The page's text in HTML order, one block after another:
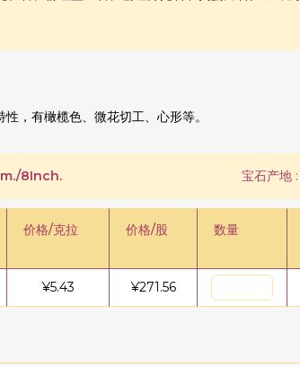
，有橄榄色、微花切工、心形等。
8Inch. 宝石产地 :
价格/克拉 价格/股 数量
¥5.43 ¥271.56